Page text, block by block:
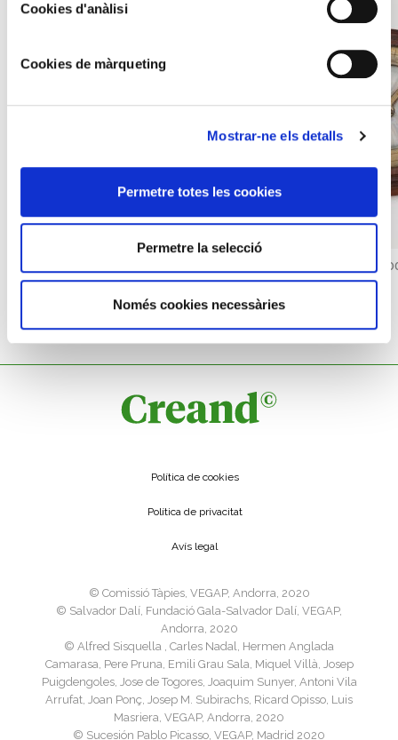
Cookies d'anàlisi
Cookies de màrqueting
Mostrar-ne els detalls
Permetre totes les cookies
Permetre la selecció
Només cookies necessàries
Esfera de rellotge, sense màquina
Rellotge de sol
Política de cookies
Política de privacitat
Avís legal
©️ Comissió Tàpies, VEGAP, Andorra, 2020
©️ Salvador Dalí, Fundació Gala-Salvador Dalí, VEGAP,
Andorra, 2020
©️ Alfred Sisquella , Carles Nadal, Hermen Anglada
Camarasa, Pere Pruna, Emili Grau Sala, Miquel Villà, Josep
Puigdengoles, Jose de Togores, Joaquim Sunyer, Antoni Vila
Arrufat, Joan Ponç, Josep M. Subirachs, Ricard Opisso, Luis
Masriera, VEGAP, Andorra, 2020
©️ Sucesión Pablo Picasso, VEGAP, Madrid 2020